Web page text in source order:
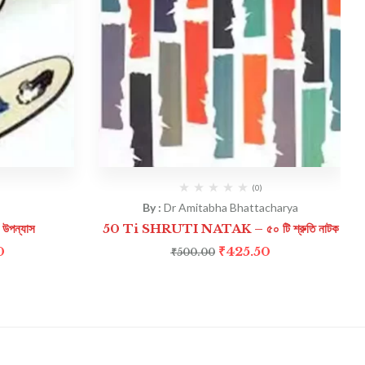
(0)
By : Dr Amitabha Bhattacharya
50 Ti SHRUTI NATAK – ৫০ টি শ্রুতি নাটক
₹500.00 ₹425.50